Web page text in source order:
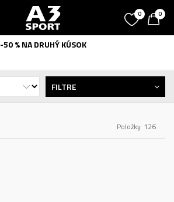
0 0
-50 % NA DRUHÝ KÚSOK
126
Položky
FILTRE